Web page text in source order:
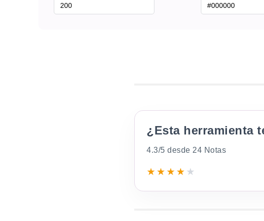
¿Esta herramienta
4.3/5 desde 24 Notas
★★★★ ★